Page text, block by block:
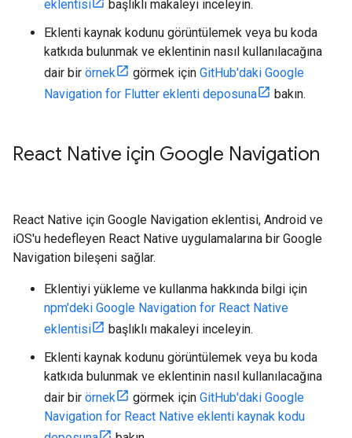
eklentisi
başlıklı makaleyi inceleyin.
Eklenti kaynak kodunu görüntülemek veya bu koda
katkıda bulunmak ve eklentinin nasıl kullanılacağına
dair bir örnek görmek için GitHub'daki Google
Navigation for Flutter eklenti deposuna
bakın.
React Native için Google Navigation
React Native için Google Navigation eklentisi, Android ve
iOS'u hedefleyen React Native uygulamalarına bir Google
Navigation bileşeni sağlar.
Eklentiyi yükleme ve kullanma hakkında bilgi için
npm'deki Google Navigation for React Native
eklentisi
başlıklı makaleyi inceleyin.
Eklenti kaynak kodunu görüntülemek veya bu koda
katkıda bulunmak ve eklentinin nasıl kullanılacağına
dair bir örnek görmek için GitHub'daki Google
Navigation for React Native eklenti kaynak kodu